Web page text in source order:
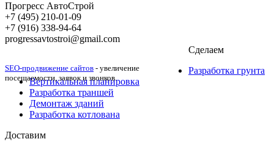
Прогресс АвтоСтрой
+7 (495) 210-01-09
+‎7 (916) 338-94-64
progressavtostroi@gmail.com
SEO-продвижение сайтов - увеличение
посещаемости, заявок и звонков.
Сделаем
Разработка грунта
Вертикальная планировка
Разработка траншей
Демонтаж зданий
Разработка котлована
Доставим